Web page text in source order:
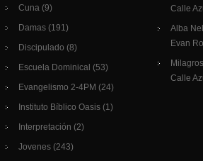
Cuna (9)
Damas (191)
Discipulado (8)
Escuela Dominical (53)
Evangelismo 2-4PM (24)
Instituto Bíblico Oasis (1)
Interpretación (2)
Jovenes (243)
Calle
Alba
Evan
Milagros
Calle